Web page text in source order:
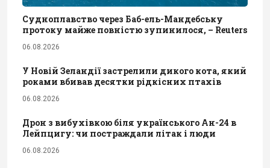
Судноплавство через Баб-ель-Мандебську
протоку майже повністю зупинилося, – Reuters
06.08.2026
У Новій Зеландії застрелили дикого кота, який
роками вбивав десятки рідкісних птахів
06.08.2026
Дрон з вибухівкою біля українського Ан-24 в
Лейпцигу: чи постраждали літак і люди
06.08.2026